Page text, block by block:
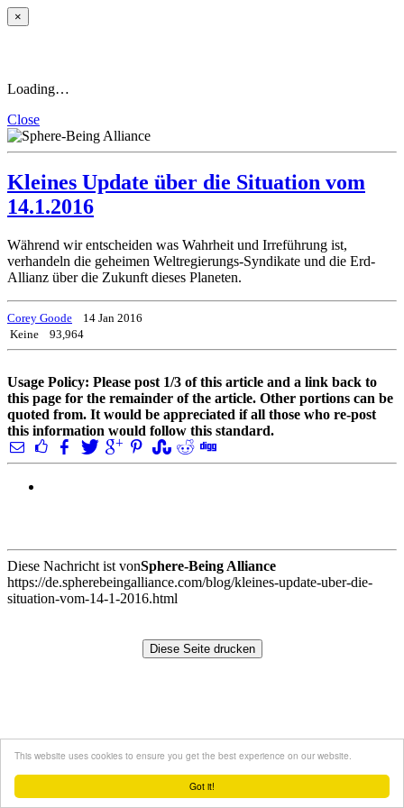
Got it!
This website uses cookies to ensure you get the best experience on our website.
×
Loading…
Close
Kleines Update über die Situation vom
14.1.2016
Während wir entscheiden was Wahrheit und Irreführung ist,
verhandeln die geheimen Weltregierungs-Syndikate und die Erd-
Allianz über die Zukunft dieses Planeten.
Corey Goode
14 Jan 2016
Keine
93,964
Usage Policy: Please post 1/3 of this article and a link back to
this page for the remainder of the article. Other portions can be
quoted from. It would be appreciated if all those who re-post
this information would follow this standard.
Diese Nachricht ist vonSphere-Being Alliance
https://de.spherebeingalliance.com/blog/kleines-update-uber-die-
situation-vom-14-1-2016.html